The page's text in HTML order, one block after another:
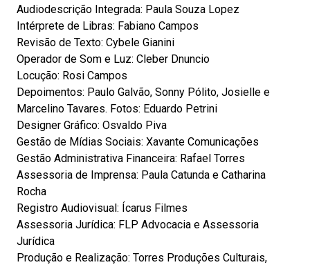
Audiodescrição Integrada: Paula Souza Lopez
Intérprete de Libras: Fabiano Campos
Revisão de Texto: Cybele Gianini
Operador de Som e Luz: Cleber Dnuncio
Locução: Rosi Campos
Depoimentos: Paulo Galvão, Sonny Pólito, Josielle e
Marcelino Tavares. Fotos: Eduardo Petrini
Designer Gráfico: Osvaldo Piva
Gestão de Mídias Sociais: Xavante Comunicações
Gestão Administrativa Financeira: Rafael Torres
Assessoria de Imprensa: Paula Catunda e Catharina
Rocha
Registro Audiovisual: Ícarus Filmes
Assessoria Jurídica: FLP Advocacia e Assessoria
Jurídica
Produção e Realização: Torres Produções Culturais,